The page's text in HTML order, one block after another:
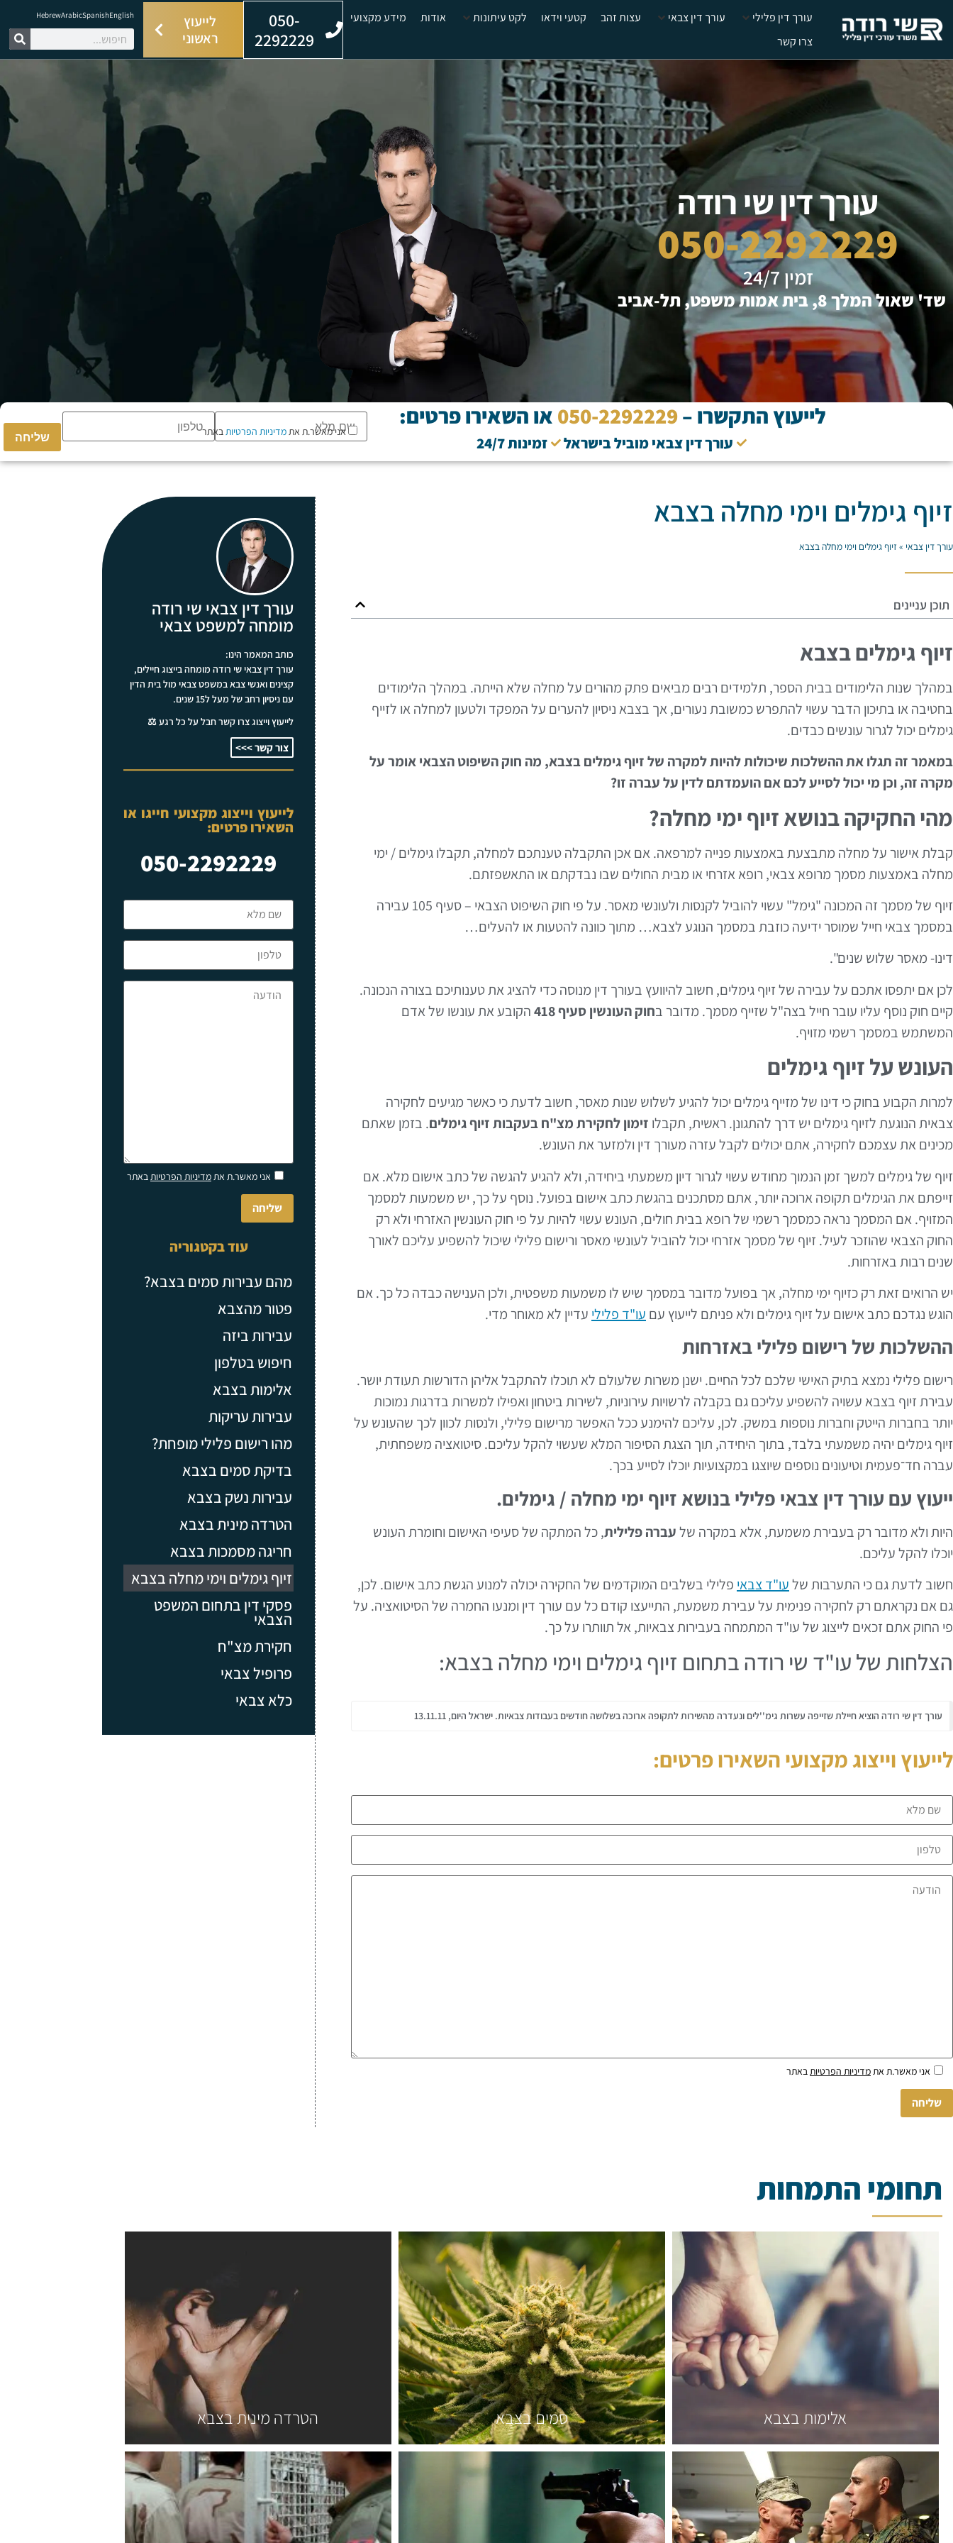
עורך דין פלילי עורך דין צבאי עצות זהב קטעי וידאו לקט עיתונות אודות
מידע מקצועי
צרו קשר
050-
2292229
לייעוץ
ראשוני
English
Spanish
Arabic
Hebrew
עורך דין שי רודה
050-2292229
זמין 24/7
שד' שאול המלך 8, בית אמות משפט, תל-אביב
לייעוץ התקשרו –050-2292229 או השאירו פרטים:
עורך דין צבאי מוביל בישראל זמינות 24/7
Please
leave
this
field
אני מאשר.ת את מדיניות הפרטיות באתר
זיוף גימלים וימי מחלה בצבא
עורך דין צבאי » זיוף גימלים וימי מחלה בצבא
תוכן עניינים
זיוף גימלים בצבא
במהלך שנות הלימודים בבית הספר, תלמידים רבים מביאים פתק מהורים על מחלה שלא הייתה. במהלך הלימודים
בחטיבה או בתיכון הדבר עשוי להתפרש כמשובת נעורים, אך בצבא ניסיון להערים על המפקד ולטעון למחלה או לזייף
גימלים יכול לגרור עונשים כבדים.
במאמר זה תגלו את ההשלכות שיכולות להיות למקרה של זיוף גימלים בצבא, מה חוק השיפוט הצבאי אומר על
מקרה זה, וכן מי יכול לסייע לכם אם הועמדתם לדין על עברה זו?
מהי החקיקה בנושא זיוף ימי מחלה?
קבלת אישור על מחלה מתבצעת באמצעות פנייה למרפאה. אם אכן התקבלה טענתכם למחלה, תקבלו גימלים / ימי
מחלה באמצעות מסמך מרופא צבאי, רופא אזרחי או מבית החולים שבו נבדקתם או התאשפזתם.
זיוף של מסמך זה המכונה "גימל" עשוי להוביל לקנסות ולעונשי מאסר. על פי חוק השיפוט הצבאי – סעיף 105 עבירה
במסמך צבאי חייל שמוסר ידיעה כוזבת במסמך הנוגע לצבא… מתוך כוונה להטעות או להעלים…
דינו- מאסר שלוש שנים".
לכן אם יתפסו אתכם על עבירה של זיוף גימלים, חשוב להיוועץ בעורך דין מנוסה כדי להציג את טענותיכם בצורה הנכונה.
קיים חוק נוסף עליו עובר חייל בצה"ל שזייף מסמך. מדובר בחוק העונשין סעיף 418
הקובע את עונשו של אדם
המשתמש במסמך רשמי מזויף.
העונש על זיוף גימלים
למרות הקבוע בחוק כי דינו של מזייף גימלים יכול להגיע לשלוש שנות מאסר, חשוב לדעת כי כאשר מגיעים לחקירה
צבאית הנוגעת לזיוף גימלים יש דרך להתגונן. ראשית, תקבלו זימון לחקירת מצ"ח בעקבות זיוף גימלים. בזמן שאתם
מכינים את עצמכם לחקירה, אתם יכולים לקבל עזרה מעורך דין ולמזער את העונש.
זיוף של גימלים למשך זמן הנמוך מחודש עשוי לגרור דיון משמעתי ביחידה, ולא להגיע להגשה של כתב אישום מלא. אם
זייפתם את הגימלים תקופה ארוכה יותר, אתם מסתכנים בהגשת כתב אישום בפועל. נוסף על כך, יש משמעות למסמך
המזויף. אם המסמך נראה כמסמך רשמי של רופא בבית חולים, העונש עשוי להיות על פי חוק העונשין האזרחי ולא רק
החוק הצבאי שהוזכר לעיל. זיוף של מסמך אזרחי יכול להוביל לעונשי מאסר ורישום פלילי שיכול להשפיע עליכם לאורך
שנים רבות באזרחות.
יש הרואים זאת רק כזיוף ימי מחלה, אך בפועל מדובר במסמך שיש לו משמעות משפטית, ולכן הענישה כבדה כל כך. אם
הוגש נגדכם כתב אישום על זיוף גימלים ולא פניתם לייעוץ עם עו"ד פלילי עדיין לא מאוחר מדי.
ההשלכות של רישום פלילי באזרחות
רישום פלילי נמצא בתיק האישי שלכם לכל החיים. ישנן משרות שלעולם לא תוכלו להתקבל אליהן הדורשות תעודת יושר.
עבירת זיוף בצבא עשויה להשפיע עליכם גם בקבלה לרשויות עירוניות, לשירות ביטחון ואפילו למשרות בדרגות נמוכות
יותר בחברות הייטק וחברות נוספות במשק. לכן, עליכם להימנע ככל האפשר מרישום פלילי, ולנסות לכוון לכך שהעונש על
זיוף גימלים יהיה משמעתי בלבד, בתוך היחידה, תוך הצגת הסיפור המלא שעשוי להקל עליכם. סיטואציה משפחתית,
עברה חד־פעמית וטיעונים נוספים שיוצגו במקצועיות יוכלו לסייע בכך.
ייעוץ עם עורך דין צבאי פלילי בנושא זיוף ימי מחלה / גימלים.
היות ולא מדובר רק בעבירת משמעת, אלא במקרה שלעברה פלילית, כל המתקה של סעיפי האישום וחומרת העונש
יוכלו להקל עליכם.
חשוב לדעת גם כי התערבות שלעו"ד צבאי פלילי בשלבים המוקדמים של החקירה יכולה למנוע הגשת כתב אישום. לכן,
גם אם נקראתם רק לחקירה פנימית על עבירת משמעת, התייעצו קודם כל עם עורך דין ומנעו החמרה של הסיטואציה. על
פי החוק אתם זכאים לייצוג של עו"ד המתמחה בעבירות צבאיות, אל תוותרו על כך.
הצלחות של עו"ד שי רודה בתחום זיוף גימלים וימי מחלה בצבא:
עורך דין שי רודה הוציא חיילת שזייפה עשרות גימ''לים ונעדרה מהשירות לתקופה ארוכה בשלושה חודשים בעבודות צבאיות. ישראל היום, 13.11.11
לייעוץ וייצוג מקצועי השאירו פרטים:
Please
leave
this
field
empty.
אני מאשר.ת אתמדיניות הפרטיותבאתר
עורך דין צבאי שי רודה
מומחה למשפט צבאי
כותב המאמר הינו:
עורך דין צבאי שי רודה מומחה בייצוג חיילים,
קצינים ואנשי צבא במשפט צבאי מול בית הדין
עם ניסיון רחב של מעל ל15 שנים.
לייעוץ וייצוג צרו קשר חבל על כל רגע ⚖️
צור קשר >>>
לייעוץ וייצוג מקצועי חייגו או
השאירו פרטים:
050-2292229
Please
leave
this
field
empty.
אני מאשר.ת את מדיניות הפרטיות באתר
עוד בקטגוריה
מהם עבירות סמים בצבא?
פטור מהצבא
עבירות ביזה
חיפוש בטלפון
אלימות בצבא
עבירות עריקות
מהו רישום פלילי מופחת?
בדיקת סמים בצבא
עבירות נשק בצבא
הטרדה מינית בצבא
חריגה מסמכות בצבא
זיוף גימלים וימי מחלה בצבא
פסקי דין בתחום המשפט
הצבאי
חקירת מצ"ח
פרופיל צבאי
כלא צבאי
תחומי התמחות
אלימות בצבא סמים בצבא הטרדה מינית בצבא